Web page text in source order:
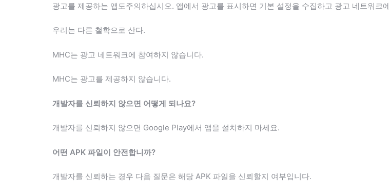
광고를 제공하는 앱도주의하십시오. 앱에서 광고를 표시하면 기본 설정을 수집하고 광고 네트워
우리는 다른 철학으로 산다.
MHC는 광고 네트워크에 참여하지 않습니다.
MHC는 광고를 제공하지 않습니다.
개발자를 신뢰하지 않으면 어떻게 되나요?
개발자를 신뢰하지 않으면 Google Play에서 앱을 설치하지 마세요.
어떤 APK 파일이 안전합니까?
개발자를 신뢰하는 경우 다음 질문은 해당 APK 파일을 신뢰할지 여부입니다.